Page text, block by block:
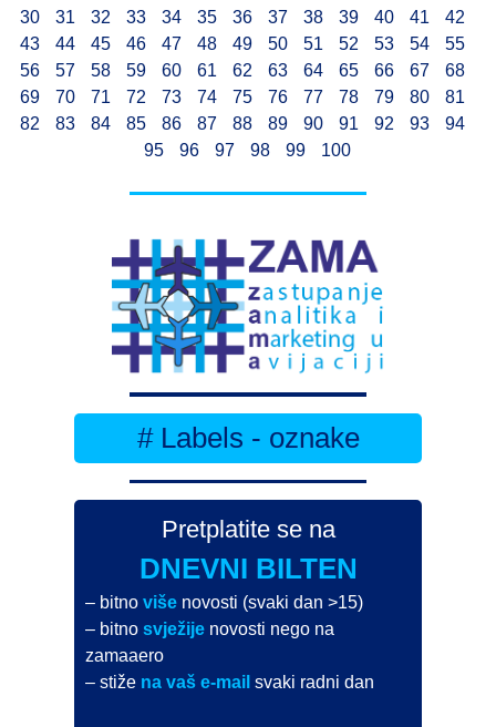
30 31 32 33 34 35 36 37 38 39 40 41
42
43
44 45 46 47 48 49 50 51 52 53 54
55
56
57 58 59 60 61 62 63 64 65 66 67
68
69
70 71 72 73 74 75 76 77 78 79 80
81
82
83 84 85 86 87 88 89 90 91 92 93
94
95
96 97 98 99 100
# Labels - oznake
Pretplatite se na
DNEVNI BILTEN
– bitnoviše novosti (svaki dan >15)
– bitnosvježije novosti nego na
zamaaero
– stiže na vaš e-mail svaki radni dan